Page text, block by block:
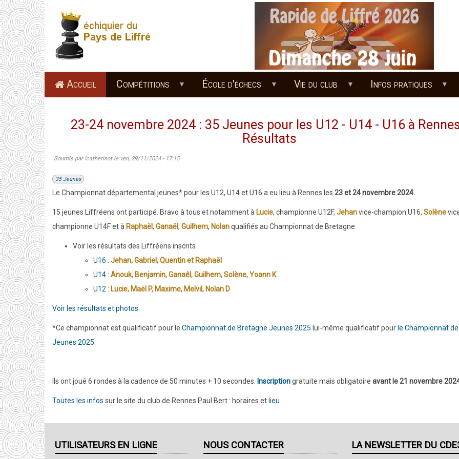
Aller
au
contenu
principal
Accueil Compétitions École d'échecs Vie du club Infos pratiques
23-24 novembre 2024 : 35 Jeunes pour les U12 - U14 - U16 à
Résultats
Soumis par lcatherinotle ven, 29/11/2024 - 17:15
35 Jeunes
Le Championnat départemental jeunes* pour les U12, U14 et U16 a eu lieu à Rennes les 23 et 24 novembre 2024.
15 jeunes Liffréens ont participé. Bravo à tous et notamment à Lucie, championne U12F, Jehanvice-champion U16, Solène
championne U14F et à Raphaël, Ganaël, Guilhem, Nolanqualifiés au Championnat de Bretagne
Voir les résultats des Liffréens inscrits :
U16 : Jehan, Gabriel, Quentin et Raphaël
U14 : Anouk, Benjamin, Ganaêl, Guilhem,Solène, Yoann K
U12 : Lucie, Maël P, Maxime, Melvil, Nolan D
Voir les résultats et photos.
*Ce championnat est qualificatif pour le Championnat de Bretagne Jeunes 2025 lui-même qualificatif pour le Championnat de
Jeunes 2025
Ils ont joué 6 rondes à la cadence de 50 minutes + 10 secondes. Inscriptiongratuite mais obligatoire avant le 21 novembre
Toutes les infos sur le site du club de Rennes Paul Bert : horaires et lieu
UTILISATEURS EN LIGNE NOUS CONTACTER LA NEWSLETTER DU